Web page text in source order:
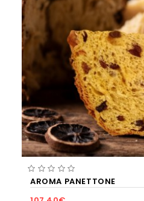
AROMA PANETTONE